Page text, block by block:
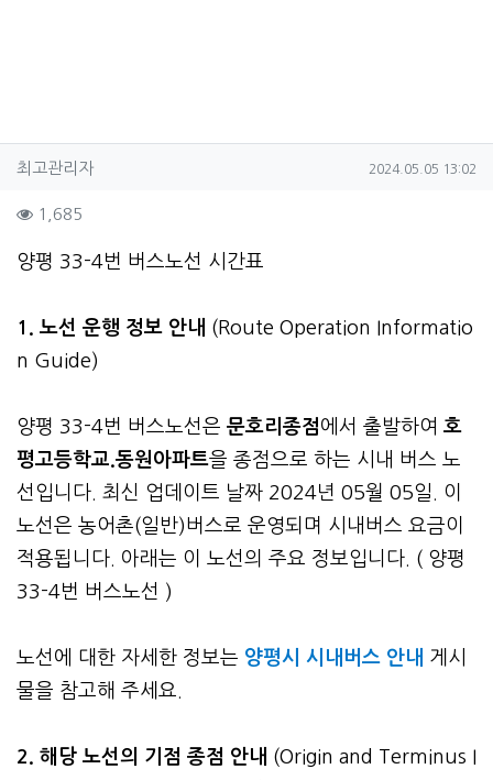
작성자 정보
최고관리자작성 작성일
2024.05.05 13:02
컨텐츠 정보
1,685
본문
양평 33-4번 버스노선 시간표
1. 노선 운행 정보 안내 (Route Operation Informatio
n Guide)
양평 33-4번 버스노선은 문호리종점에서 출발하여 호
평고등학교.동원아파트을 종점으로 하는 시내 버스 노
선입니다. 최신 업데이트 날짜 2024년 05월 05일. 이
노선은 농어촌(일반)버스로 운영되며 시내버스 요금이
적용됩니다. 아래는 이 노선의 주요 정보입니다. ( 양평
33-4번 버스노선 )
노선에 대한 자세한 정보는 양평시 시내버스 안내 게시
물을 참고해 주세요.
2. 해당 노선의 기점 종점 안내 (Origin and Terminus I